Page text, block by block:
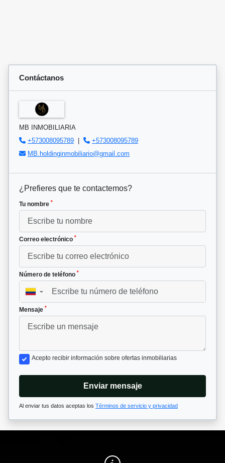
Contáctanos
MB INMOBILIARIA
+573008095789 |
+573008095789
MB.holdinginmobiliario@gmail.com
¿Prefieres que te contactemos?
Tu nombre *
Correo electrónico *
Número de teléfono *
▼
Mensaje *
Acepto recibir información sobre ofertas inmobiliarias
Enviar mensaje
Al enviar tus datos aceptas los Términos de servicio y privacidad